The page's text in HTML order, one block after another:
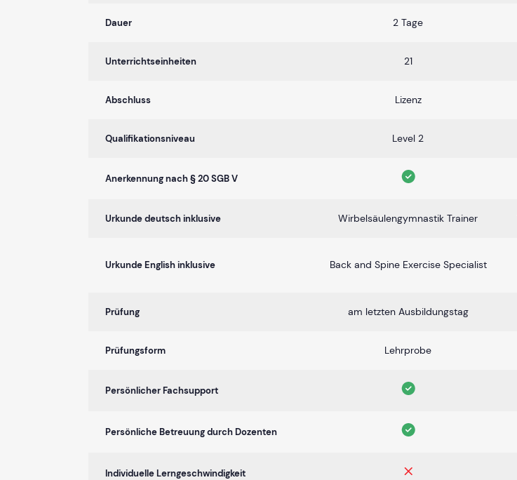
Dauer 2 Tage
Unterrichtseinheiten 21
Abschluss Lizenz
Qualifikationsniveau Level 2
Anerkennung nach § 20 SGB V
Urkunde deutsch inklusive Wirbelsäulengymnastik Trainer
Urkunde English inklusive Back and Spine Exercise Specialist
Prüfung am letzten Ausbildungstag
Prüfungsform Lehrprobe
Persönlicher Fachsupport
Persönliche Betreuung durch Dozenten
Individuelle Lerngeschwindigkeit